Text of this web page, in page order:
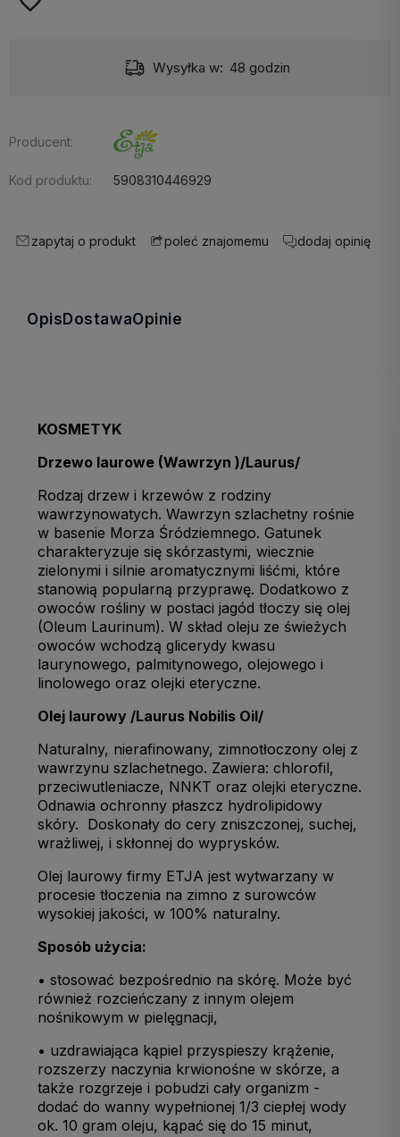
Wysyłka w: 48 godzin
Producent:
Kod produktu: 5908310446929
zapytaj o produkt poleć znajomemu dodaj opinię
OpisDostawaOpinie
KOSMETYK
Drzewo laurowe (Wawrzyn )/Laurus/
Rodzaj drzew i krzewów z rodziny
wawrzynowatych. Wawrzyn szlachetny rośnie
w basenie Morza Śródziemnego. Gatunek
charakteryzuje się skórzastymi, wiecznie
zielonymi i silnie aromatycznymi liśćmi, które
stanowią popularną przyprawę. Dodatkowo z
owoców rośliny w postaci jagód tłoczy się olej
(Oleum Laurinum). W skład oleju ze świeżych
owoców wchodzą glicerydy kwasu
laurynowego, palmitynowego, olejowego i
linolowego oraz olejki eteryczne.
Olej laurowy /Laurus Nobilis Oil/
Naturalny, nierafinowany, zimnotłoczony olej z
wawrzynu szlachetnego. Zawiera: chlorofil,
przeciwutleniacze, NNKT oraz olejki eteryczne.
Odnawia ochronny płaszcz hydrolipidowy
skóry. Doskonały do cery zniszczonej, suchej,
wrażliwej, i skłonnej do wyprysków.
Olej laurowy firmy ETJA jest wytwarzany w
procesie tłoczenia na zimno z surowców
wysokiej jakości, w 100% naturalny.
Sposób użycia:
• stosować bezpośrednio na skórę. Może być
również rozcieńczany z innym olejem
nośnikowym w pielęgnacji,
• uzdrawiająca kąpiel przyspieszy krążenie,
rozszerzy naczynia krwionośne w skórze, a
także rozgrzeje i pobudzi cały organizm -
dodać do wanny wypełnionej 1/3 ciepłej wody
ok. 10 gram oleju, kąpać się do 15 minut,